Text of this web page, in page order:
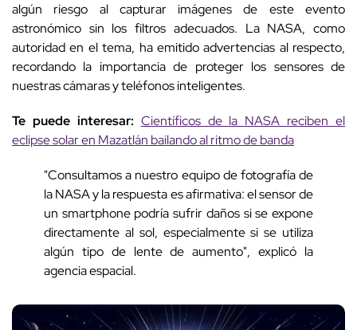
algún riesgo al capturar imágenes de este evento
astronómico sin los filtros adecuados. La NASA, como
autoridad en el tema, ha emitido advertencias al respecto,
recordando la importancia de proteger los sensores de
nuestras cámaras y teléfonos inteligentes.
Te puede interesar: Científicos de la NASA reciben el
eclipse solar en Mazatlán bailando al ritmo de banda
"Consultamos a nuestro equipo de fotografía de
la NASA y la respuesta es afirmativa: el sensor de
un smartphone podría sufrir daños si se expone
directamente al sol, especialmente si se utiliza
algún tipo de lente de aumento", explicó la
agencia espacial.